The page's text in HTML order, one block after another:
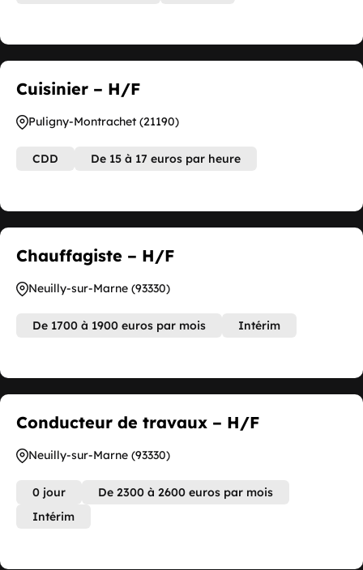
Cuisinier – H/F
Puligny-Montrachet (21190)
CDD De 15 à 17 euros par heure
Chauffagiste – H/F
Neuilly-sur-Marne (93330)
De 1700 à 1900 euros par mois Intérim
Conducteur de travaux – H/F
Neuilly-sur-Marne (93330)
0 jour
De 2300 à 2600 euros par mois
Intérim